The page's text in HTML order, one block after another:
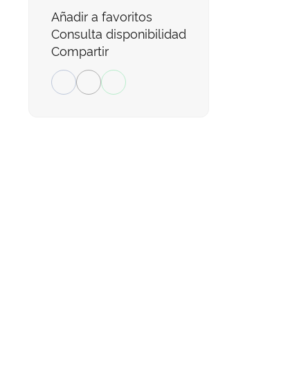
Añadir a favoritos
Consulta disponibilidad
Compartir